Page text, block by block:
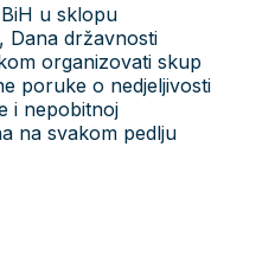
u sklopu
Dana državnosti
organizovati skup
poruke o nedjeljivosti
i nepobitnoj
na svakom pedlju